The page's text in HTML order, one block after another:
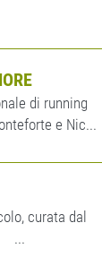
di running
e Nic...
curata dal
...